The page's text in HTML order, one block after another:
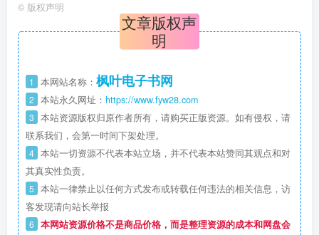
© 版权声明
文章版权声
明
1 本网站名称： 枫叶电子书网
2 本站永久网址： https://www.fyw28.com
3 本站资源版权归原作者所有，请购买正版资源。如有侵权，请
联系我们，会第一时间下架处理。
4 本站一切资源不代表本站立场，并不代表本站赞同其观点和对
其真实性负责。
5 本站一律禁止以任何方式发布或转载任何违法的相关信息，访
客发现请向站长举报
6 本网站资源价格不是商品价格，而是整理资源的成本和网盘会